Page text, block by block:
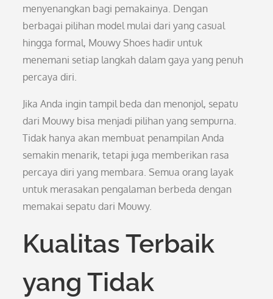
menyenangkan bagi pemakainya. Dengan
berbagai pilihan model mulai dari yang casual
hingga formal, Mouwy Shoes hadir untuk
menemani setiap langkah dalam gaya yang penuh
percaya diri.
Jika Anda ingin tampil beda dan menonjol, sepatu
dari Mouwy bisa menjadi pilihan yang sempurna.
Tidak hanya akan membuat penampilan Anda
semakin menarik, tetapi juga memberikan rasa
percaya diri yang membara. Semua orang layak
untuk merasakan pengalaman berbeda dengan
memakai sepatu dari Mouwy.
Kualitas Terbaik
yang Tidak